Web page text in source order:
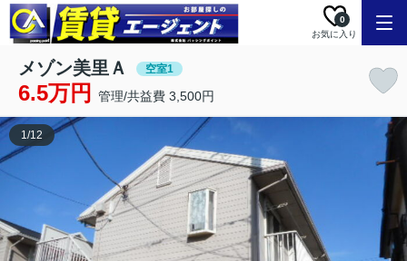
お気に入り
0
メゾン美里Ａ 空室1
6.5万円 管理/共益費 3,500円
1/12